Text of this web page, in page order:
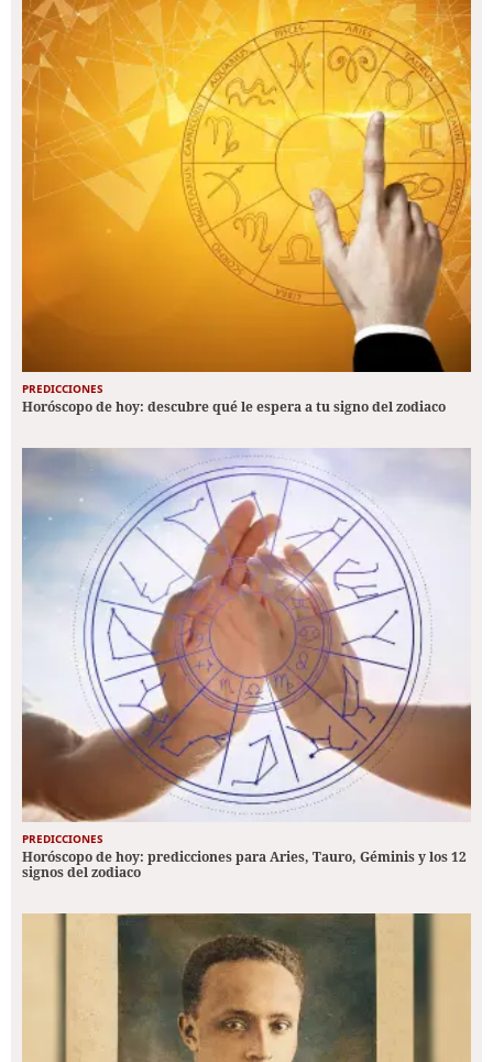
PREDICCIONES
Horóscopo de hoy: descubre qué le espera a tu signo del zodiaco
PREDICCIONES
Horóscopo de hoy: predicciones para Aries, Tauro, Géminis y los 12
signos del zodiaco